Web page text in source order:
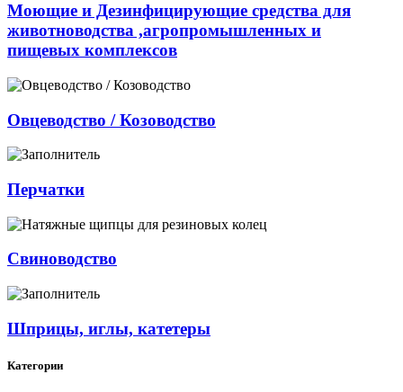
Моющие и Дезинфицирующие средства для
животноводства ,агропромышленных и
пищевых комплексов
Овцеводство / Козоводство
Перчатки
Свиноводство
Шприцы, иглы, катетеры
Категории